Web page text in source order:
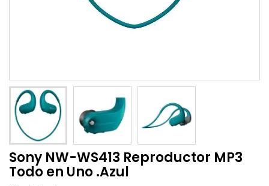
Sony NW-WS413 Reproductor MP3
Todo en Uno .Azul